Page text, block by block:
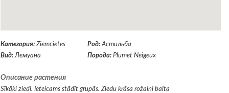
Категория: Ziemcietes Род: Астильба
Вид: Лемуана Порода: Plumet Neigeux
Описание растения
Sīkāki ziedi. Ieteicams stādīt grupās. Ziedu krāsa rožaini balta